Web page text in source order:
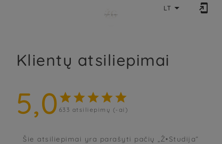
LT  
Klientų atsiliepimai
5,0     
633 atsiliepimų (-ai)
Šie atsiliepimai yra parašyti pačių „Ž•Studija“